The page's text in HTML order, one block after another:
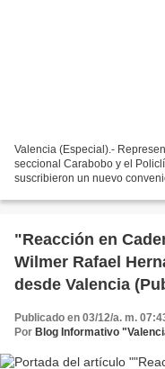
Valencia (Especial).-
seccional Carabobo y el
suscribieron un nuevo
"Reacción en
Wilmer Rafael
desde Valencia
Publicado en 03/12/a. m.
Por Blog Informativo